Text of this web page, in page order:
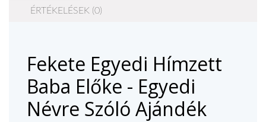
ÉRTÉKELÉSEK (0)
Fekete Egyedi Hímzett
Baba Előke - Egyedi
Névre Szóló Ajándék